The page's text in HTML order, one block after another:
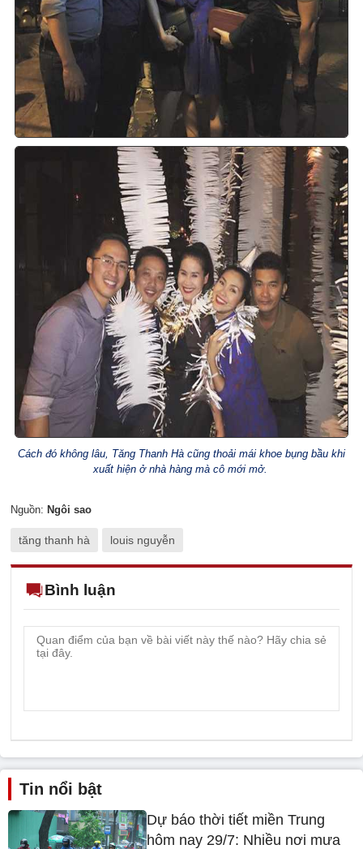
Cách đó không lâu, Tăng Thanh Hà cũng thoải mái khoe bụng bầu khi
xuất hiện ở nhà hàng mà cô mới mở.
Nguồn: Ngôi sao
tăng thanh hà louis nguyễn
Bình luận
Tin nổi bật
Dự báo thời tiết miền Trung
hôm nay 29/7: Nhiều nơi mưa